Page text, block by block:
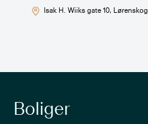
Isak H. Wiiks gate 10, Lørenskog
Boliger